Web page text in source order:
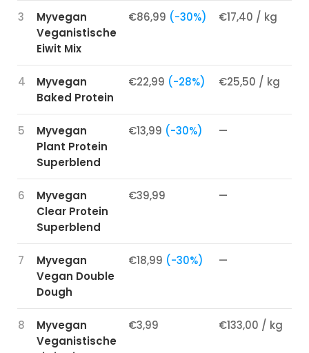
3
Myvegan
Veganistische
Eiwit Mix
€86,99 (-30%) €17,40 / kg
4
Myvegan
Baked Protein
€22,99 (-28%) €25,50 / kg
5
Myvegan
Plant Protein
Superblend
€13,99 (-30%) —
6
Myvegan
Clear Protein
Superblend
€39,99 —
7
Myvegan
Vegan Double
Dough
€18,99 (-30%) —
8
Myvegan
Veganistische
€3,99 €133,00 / kg